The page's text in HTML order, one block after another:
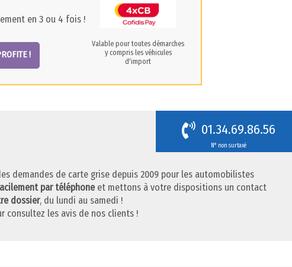
en 3 ou 4 fois !
!
Valable pour toutes démarches
y compris les véhicules
d'import
01.34.69.86.56
N° non surtaxé
demandes de carte grise depuis 2009 pour les automobilistes
par téléphoneet mettons à votre dispositions un contact
dossier, du lundi au samedi !
consultez les avis de nos clients !